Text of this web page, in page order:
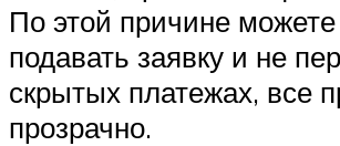
По этой причине
подавать заявку и не
скрытых платежах, все
прозрачно.